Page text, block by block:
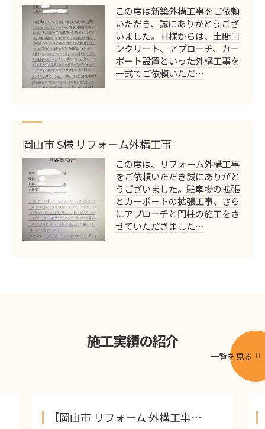
この度は新築外構工事をご依頼
いただき、誠にありがとうござ
いました。 H様からは、土間コ
ンクリート、アプローチ、カー
ポート設置といった外構工事を
一式でご依頼いただ…
岡山市 S様 リフォーム外構工事
この度は、リフォーム外構工事
をご依頼いただき誠にありがと
うございました。駐車場の拡張
とカーポートの拡張工事、さら
にアプローチと門柱の施工をさ
せていただきました…
施工実績の紹介
一覧を見る
【岡山市 リフォーム 外構工事…